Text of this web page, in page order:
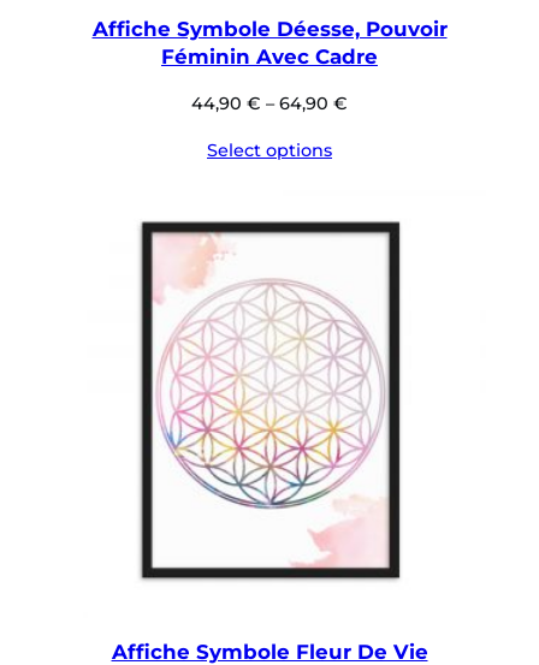
Affiche Symbole Déesse, Pouvoir
Féminin Avec Cadre
44,90 € –64,90 €
Select options
Affiche Symbole Fleur De Vie